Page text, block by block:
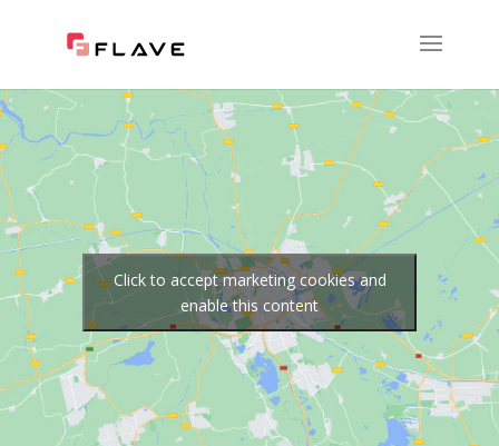
Click to accept marketing cookies and
enable this content